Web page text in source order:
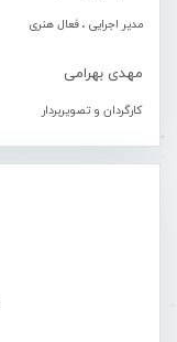
مدیر اجرایی ، فعال هنری
مهدی بهرامی
کارگردان و تصویربردار